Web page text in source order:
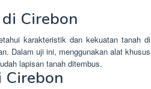
Cirebon
karakteristik dan kekuatan tanah di
Dalam uji ini, menggunakan alat khusus
lapisan tanah ditembus.
Cirebon